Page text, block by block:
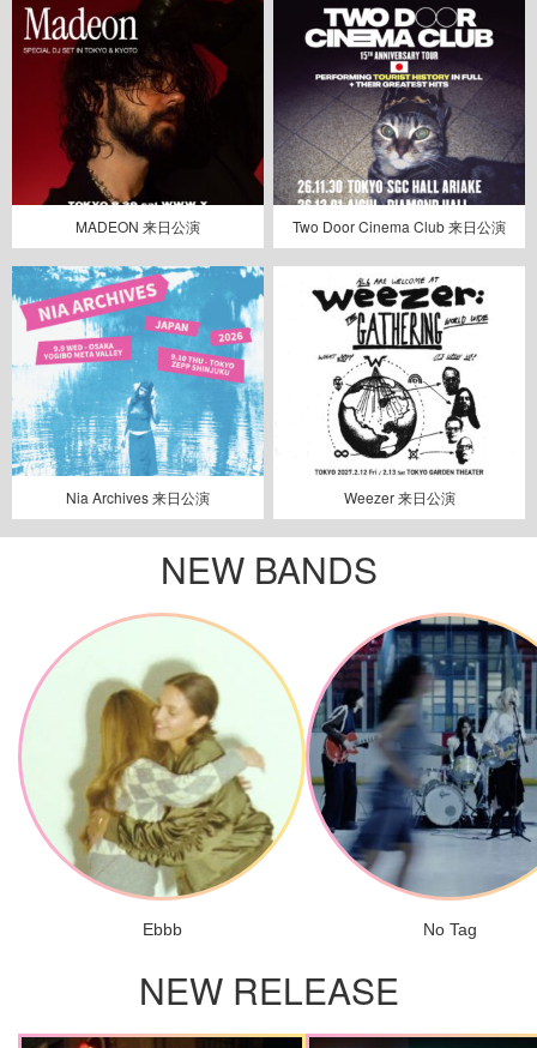
MADEON 来日公演 Two Door Cinema Club 来日公演
Nia Archives 来日公演 Weezer 来日公演
NEW BANDS
Ebbb No Tag
NEW RELEASE